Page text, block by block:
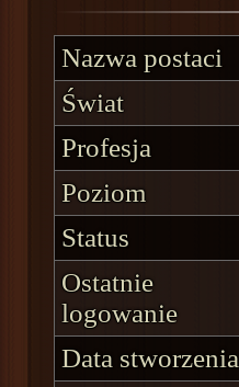
Nazwa postaci
Świat
Profesja
Poziom
Status
Ostatnie
logowanie
Data stworzenia